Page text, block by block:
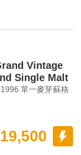
Vintage
Single Malt
單一麥芽蘇格
19,500